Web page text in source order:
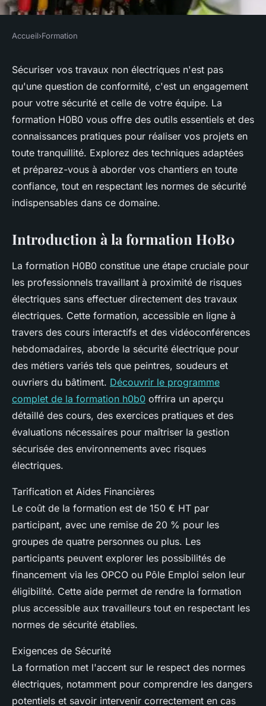
Formation H0B0 : sécurisez
vos travaux non électriques en
ligne
Noémie•20 mars 2025•4 min de lecture
Accueil›Formation
Sécuriser vos travaux non électriques n'est pas
qu'une question de conformité, c'est un engagement
pour votre sécurité et celle de votre équipe. La
formation H0B0 vous offre des outils essentiels et des
connaissances pratiques pour réaliser vos projets en
toute tranquillité. Explorez des techniques adaptées
et préparez-vous à aborder vos chantiers en toute
confiance, tout en respectant les normes de sécurité
indispensables dans ce domaine.
Introduction à la formation H0B0
La formation H0B0 constitue une étape cruciale pour
les professionnels travaillant à proximité de risques
électriques sans effectuer directement des travaux
électriques. Cette formation, accessible en ligne à
travers des cours interactifs et des vidéoconférences
hebdomadaires, aborde la sécurité électrique pour
des métiers variés tels que peintres, soudeurs et
ouvriers du bâtiment. Découvrir le programme
complet de la formation h0b0 offrira un aperçu
détaillé des cours, des exercices pratiques et des
évaluations nécessaires pour maîtriser la gestion
sécurisée des environnements avec risques
électriques.
Tarification et Aides Financières
Le coût de la formation est de 150 € HT par
participant, avec une remise de 20 % pour les
groupes de quatre personnes ou plus. Les
participants peuvent explorer les possibilités de
financement via les OPCO ou Pôle Emploi selon leur
éligibilité. Cette aide permet de rendre la formation
plus accessible aux travailleurs tout en respectant les
normes de sécurité établies.
Exigences de Sécurité
La formation met l'accent sur le respect des normes
électriques, notamment pour comprendre les dangers
potentiels et savoir intervenir correctement en cas